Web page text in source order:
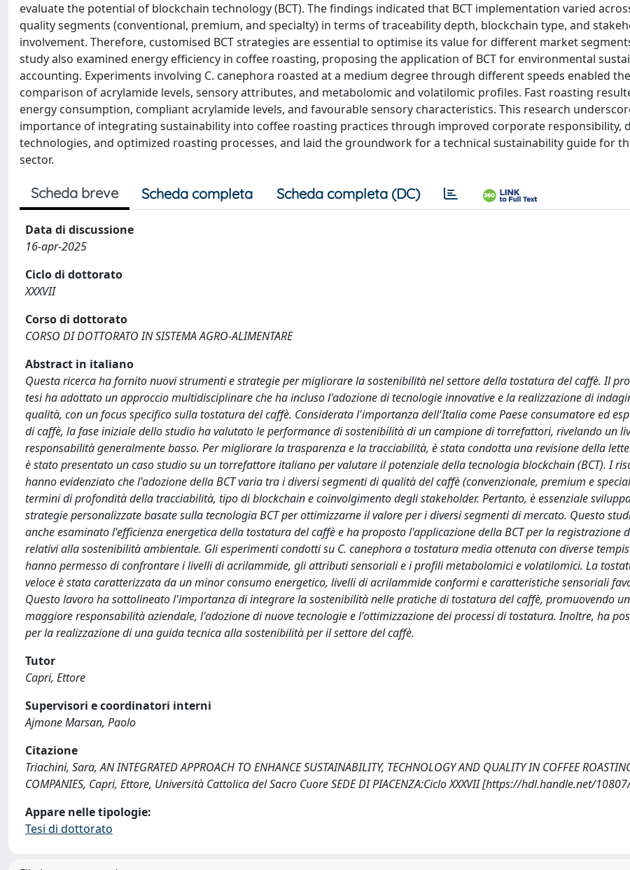
evaluate the potential of blockchain technology (BCT). The findings indicated that BCT implementation varied
quality segments (conventional, premium, and specialty) in terms of traceability depth, blockchain type, and
involvement. Therefore, customised BCT strategies are essential to optimise its value for different market
study also examined energy efficiency in coffee roasting, proposing the application of BCT for environmental
accounting. Experiments involving C. canephora roasted at a medium degree through different speeds enabled the
comparison of acrylamide levels, sensory attributes, and metabolomic and volatilomic profiles. Fast roasting
energy consumption, compliant acrylamide levels, and favourable sensory characteristics. This research
importance of integrating sustainability into coffee roasting practices through improved corporate responsibility,
technologies, and optimized roasting processes, and laid the groundwork for a technical sustainability guide for
sector.
Scheda breve Scheda completa Scheda completa (DC)
Data di discussione
16-apr-2025
Ciclo di dottorato
XXXVII
Corso di dottorato
CORSO DI DOTTORATO IN SISTEMA AGRO-ALIMENTARE
Abstract in italiano
Questa ricerca ha fornito nuovi strumenti e strategie per migliorare la sostenibilità nel settore della tostatura del caffè. Il
tesi ha adottato un approccio multidisciplinare che ha incluso l'adozione di tecnologie innovative e la realizzazione di
qualità, con un focus specifico sulla tostatura del caffè. Considerata l'importanza dell'Italia come Paese consumatore ed
di caffè, la fase iniziale dello studio ha valutato le performance di sostenibilità di un campione di torrefattori, rivelando un
responsabilità generalmente basso. Per migliorare la trasparenza e la tracciabilità, è stata condotta una revisione della
è stato presentato un caso studio su un torrefattore italiano per valutare il potenziale della tecnologia blockchain (BCT). I
hanno evidenziato che l'adozione della BCT varia tra i diversi segmenti di qualità del caffè (convenzionale, premium e
termini di profondità della tracciabilità, tipo di blockchain e coinvolgimento degli stakeholder. Pertanto, è essenziale
strategie personalizzate basate sulla tecnologia BCT per ottimizzarne il valore per i diversi segmenti di mercato. Questo
anche esaminato l'efficienza energetica della tostatura del caffè e ha proposto l'applicazione della BCT per la registrazione
relativi alla sostenibilità ambientale. Gli esperimenti condotti su C. canephora a tostatura media ottenuta con diverse
hanno permesso di confrontare i livelli di acrilammide, gli attributi sensoriali e i profili metabolomici e volatilomici. La
veloce è stata caratterizzata da un minor consumo energetico, livelli di acrilammide conformi e caratteristiche sensoriali
Questo lavoro ha sottolineato l'importanza di integrare la sostenibilità nelle pratiche di tostatura del caffè, promuovendo
maggiore responsabilità aziendale, l'adozione di nuove tecnologie e l'ottimizzazione dei processi di tostatura. Inoltre, ha
per la realizzazione di una guida tecnica alla sostenibilità per il settore del caffè.
Tutor
Capri, Ettore
Supervisori e coordinatori interni
Ajmone Marsan, Paolo
Citazione
Triachini, Sara, AN INTEGRATED APPROACH TO ENHANCE SUSTAINABILITY, TECHNOLOGY AND QUALITY IN COFFEE
COMPANIES, Capri, Ettore, Università Cattolica del Sacro Cuore SEDE DI PIACENZA:Ciclo XXXVII [https://hdl.handle.net/
Appare nelle tipologie:
Tesi di dottorato